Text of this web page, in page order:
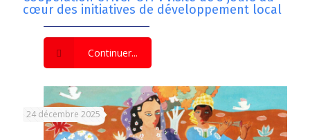
cœur des initiatives de développement local
Continuer...
24 décembre 2025